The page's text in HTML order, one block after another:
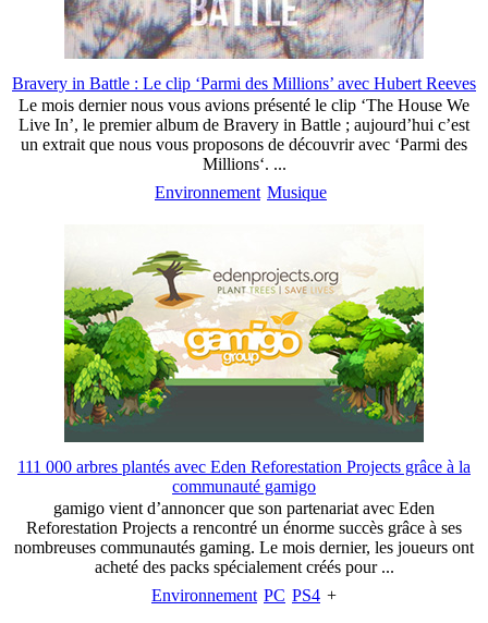
Bravery in Battle : Le clip ‘Parmi des Millions’ avec Hubert Reeves
Le mois dernier nous vous avions présenté le clip ‘The House We
Live In’, le premier album de Bravery in Battle ; aujourd’hui c’est
un extrait que nous vous proposons de découvrir avec ‘Parmi des
Millions‘. ...
Environnement Musique
111 000 arbres plantés avec Eden Reforestation Projects grâce à la
communauté gamigo
gamigo vient d’annoncer que son partenariat avec Eden
Reforestation Projects a rencontré un énorme succès grâce à ses
nombreuses communautés gaming. Le mois dernier, les joueurs ont
acheté des packs spécialement créés pour ...
Environnement PC PS4 +